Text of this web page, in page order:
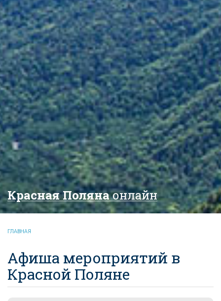
Красная Полянаонлайн
ГЛАВНАЯ
Афиша мероприятий в
Красной Поляне